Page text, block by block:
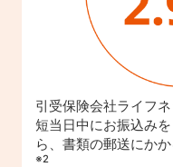
引受保険会社ライフ
短当日中にお振込み
ら、書類の郵送にか
※2